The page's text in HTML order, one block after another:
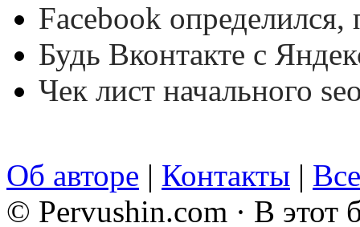
Facebook определился,
Будь Вконтакте с
Чек лист начального
Об авторе | Контакты |
© Pervushin.com · В этот